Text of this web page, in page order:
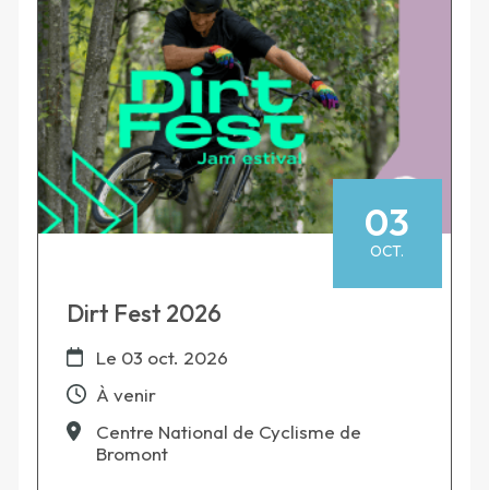
03
OCT.
Dirt Fest 2026
Le 03 oct. 2026
À venir
Centre National de Cyclisme de
Bromont